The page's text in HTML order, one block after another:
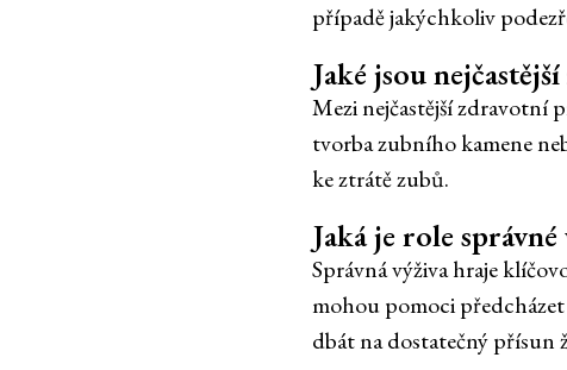
případě jakýchkoliv
Jaké jsou
Mezi nejčastější zdravotní
tvorba zubního kamene
ke ztrátě zubů.
Jaká je role
Správná výživa hraje
mohou pomoci
dbát na dostatečný přísun